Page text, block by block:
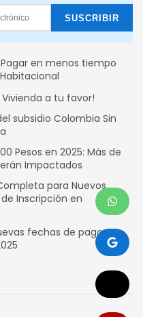
en menos tiempo
a tu favor!
subsidio Colombia Sin
Pesos en 2025: Más de
Impactados
para Nuevos
Inscripción en
fechas de pagos